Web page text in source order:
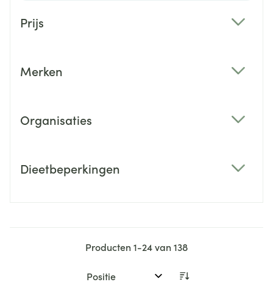
Prijs
Merken
Organisaties
Dieetbeperkingen
Producten1-24van138
Sorteer op: